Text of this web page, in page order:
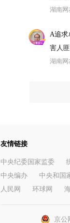
湖南网
A追求
害人匪
湖南网
友情链接
中央纪委国家监委
中央编办
中央和国
人民网
环球网
京公